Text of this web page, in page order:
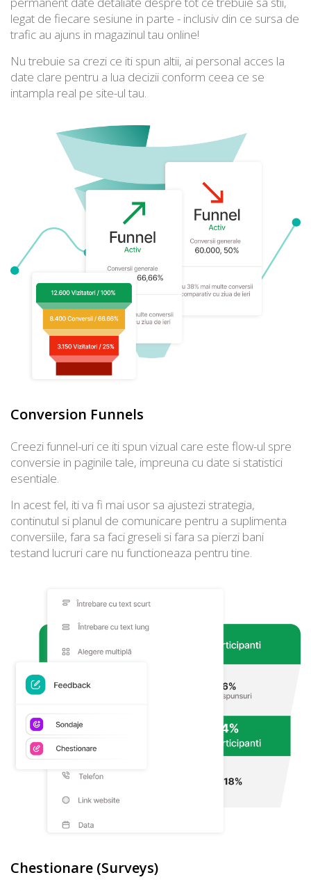
legat de fiecare sesiune in parte - inclusiv din ce sursa de
trafic au ajuns in magazinul tau online!
Nu trebuie sa crezi ce iti spun altii, ai personal acces la
date clare pentru a lua decizii conform ceea ce se
intampla real pe site-ul tau.
Conversion Funnels
Creezi funnel-uri ce iti spun vizual care este flow-ul spre
conversie in paginile tale, impreuna cu date si statistici
esentiale.
In acest fel, iti va fi mai usor sa ajustezi strategia,
continutul si planul de comunicare pentru a suplimenta
conversiile, fara sa faci greseli si fara sa pierzi bani
testand lucruri care nu functioneaza pentru tine.
Chestionare (Surveys)